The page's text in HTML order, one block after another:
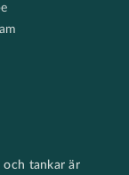
och tankar är